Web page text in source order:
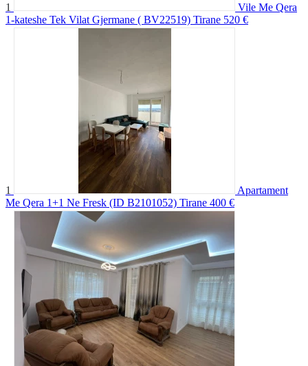
1
Vile Me Qera
1-kateshe Tek Vilat Gjermane ( BV22519) Tirane 520 €
1
Apartament
Me Qera 1+1 Ne Fresk (ID B2101052) Tirane 400 €